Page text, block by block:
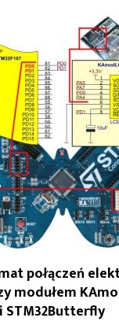
połączeń
modułem
i STM32Butterfly